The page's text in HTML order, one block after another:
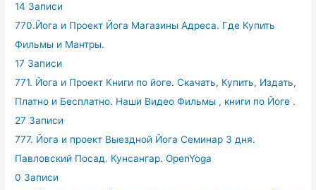
14 Записи
770.Йога и Проект Йога Магазины Адреса. Где Купить
Фильмы и Мантры.
17 Записи
771. Йога и Проект Книги по йоге. Скачать, Купить, Издать,
Платно и Бесплатно. Наши Видео Фильмы , книги по Йоге .
27 Записи
777. Йога и проект Выездной Йога Семинар 3 дня.
Павловский Посад. Кунсангар. OpenYoga
0 Записи